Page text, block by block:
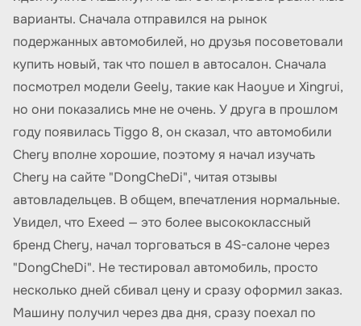
варианты. Сначала отправился на рынок
подержанных автомобилей, но друзья посоветовали
купить новый, так что пошел в автосалон. Сначала
посмотрел модели Geely, такие как Haoyue и Xingrui,
но они показались мне не очень. У друга в прошлом
году появилась Tiggo 8, он сказал, что автомобили
Chery вполне хорошие, поэтому я начал изучать
Chery на сайте "DongCheDi", читая отзывы
автовладельцев. В общем, впечатления нормальные.
Увидел, что Exeed — это более высококлассный
бренд Chery, начал торговаться в 4S-салоне через
"DongCheDi". Не тестировал автомобиль, просто
несколько дней сбивал цену и сразу оформил заказ.
Машину получил через два дня, сразу поехал по